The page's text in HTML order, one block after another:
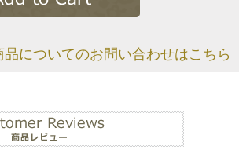
品についてのお問い合わせはこちら